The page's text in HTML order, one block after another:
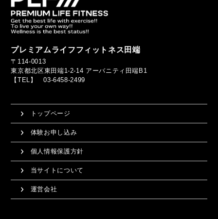
プレミアムライフフィットネス田端
〒114-0013
東京都北区東田端1-2-14 アーバニティ田端B1
【TEL】 03-6458-2499
トップページ
体験お申し込み
個人情報保護方針
当サイトについて
運営会社